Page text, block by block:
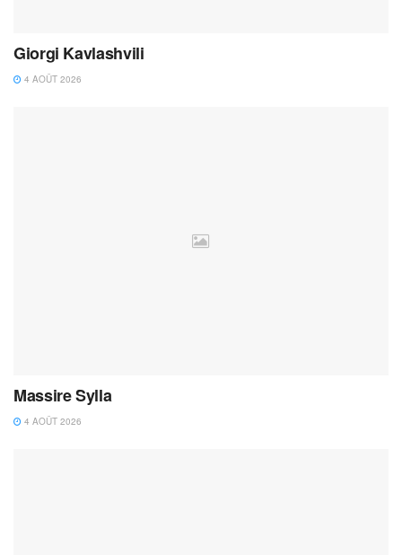
Giorgi Kavlashvili
4 AOÛT 2026
Massire Sylla
4 AOÛT 2026